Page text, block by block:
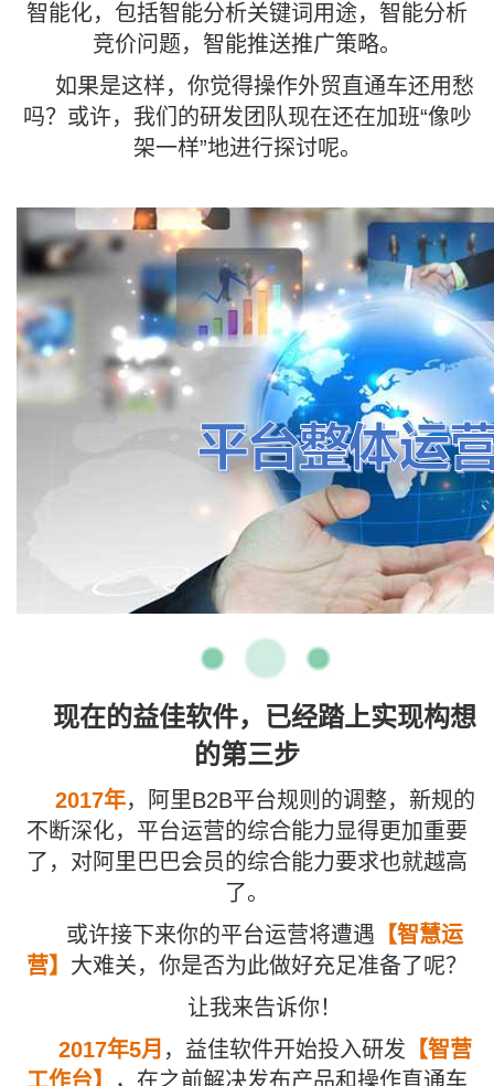
智能化，包括智能分析关键词用途，智能分析
竞价问题，智能推送推广策略。
如果是这样，你觉得操作外贸直通车还用愁
吗？或许，我们的研发团队现在还在加班“像吵
架一样”地进行探讨呢。
现在的益佳软件，已经踏上实现构想
的第三步
2017年，阿里B2B平台规则的调整，新规的
不断深化，平台运营的综合能力显得更加重要
了，对阿里巴巴会员的综合能力要求也就越高
了。
或许接下来你的平台运营将遭遇 【智慧运
营】 大难关，你是否为此做好充足准备了呢？
让我来告诉你！
2017年5月 ，益佳软件开始投入研发 【智营
工作台】
，在之前解决发布产品和操作直通车